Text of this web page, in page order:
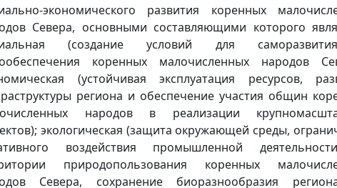
экономического развития коренных
Севера, основными составляющими которого
(создание условий для
коренных малочисленных народов
(устойчивая эксплуатация ресурсов,
региона и обеспечение участия общин
народов в реализации
экологическая (защита окружающей среды,
воздействия промышленной
природопользования коренных
Севера, сохранение биоразнообразия